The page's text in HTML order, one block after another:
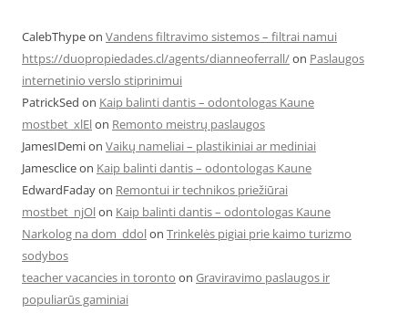
CalebThypeon Vandens filtravimo sistemos – filtrai namui
https://duopropiedades.cl/agents/dianneoferrall/on Paslaugos
internetinio verslo stiprinimui
PatrickSed on Kaip balinti dantis – odontologas Kaune
mostbet_xlElon Remonto meistrų paslaugos
JamesIDemion Vaikų nameliai – plastikiniai ar mediniai
Jamescliceon Kaip balinti dantis – odontologas Kaune
EdwardFadayon Remontui ir technikos priežiūrai
mostbet_njOlon Kaip balinti dantis – odontologas Kaune
Narkolog na dom_ddolon Trinkelės pigiai prie kaimo turizmo
sodybos
teacher vacancies in toronto on Graviravimo paslaugos ir
populiarūs gaminiai